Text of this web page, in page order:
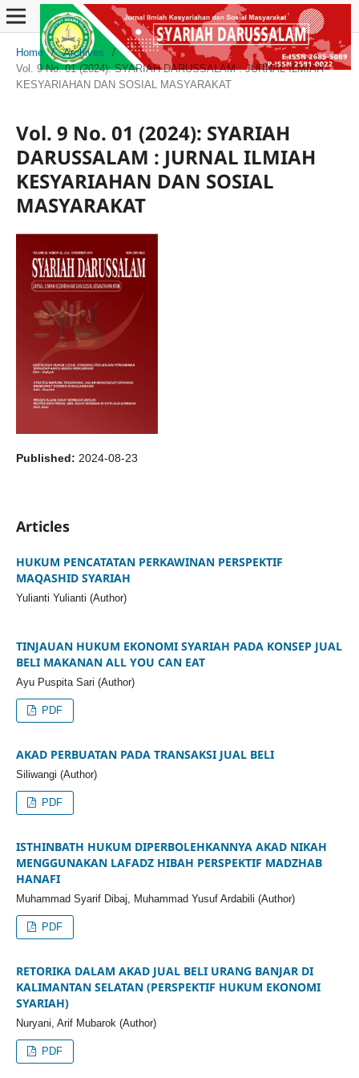
Home / Archives
/
Vol. 9 No. 01 (2024): SYARIAH DARUSSALAM : JURNAL ILMIAH
KESYARIAHAN DAN SOSIAL MASYARAKAT
Vol. 9 No. 01 (2024): SYARIAH
DARUSSALAM : JURNAL ILMIAH
KESYARIAHAN DAN SOSIAL
MASYARAKAT
Published: 2024-08-23
Articles
HUKUM PENCATATAN PERKAWINAN PERSPEKTIF
MAQASHID SYARIAH
Yulianti Yulianti (Author)
TINJAUAN HUKUM EKONOMI SYARIAH PADA KONSEP JUAL
BELI MAKANAN ALL YOU CAN EAT
Ayu Puspita Sari (Author)
PDF
AKAD PERBUATAN PADA TRANSAKSI JUAL BELI
Siliwangi (Author)
PDF
ISTHINBATH HUKUM DIPERBOLEHKANNYA AKAD NIKAH
MENGGUNAKAN LAFADZ HIBAH PERSPEKTIF MADZHAB
HANAFI
Muhammad Syarif Dibaj, Muhammad Yusuf Ardabili (Author)
PDF
RETORIKA DALAM AKAD JUAL BELI URANG BANJAR DI
KALIMANTAN SELATAN (PERSPEKTIF HUKUM EKONOMI
SYARIAH)
Nuryani, Arif Mubarok (Author)
PDF